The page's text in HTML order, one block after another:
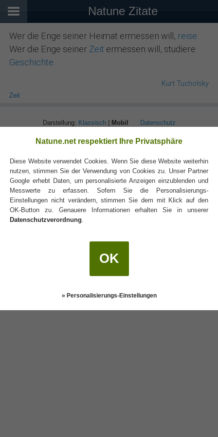
Natune Zitate
Wer die Enge seiner Heimat ermessen will, reise
Wer die Enge seiner Zeit ermessen will, studiere
Geschichte
Kurt Tucholsky
Zeit
Darstellung: Klassisch| Mobil Datenschutz
Natune.net respektiert Ihre Privatsphäre
Diese Website verwendet Cookies. Wenn Sie diese Website weiterhin
nutzen, stimmen Sie der Verwendung von Cookies zu. Unser Partner
Google erhebt Daten, um personalisierte Anzeigen einzublenden und
Messwerte zu erfassen. Sofern Sie die Personalisierungs-
Einstellungen nicht verändern, stimmen Sie dem mit Klick auf den
OK-Button zu. Genauere Informationen erhalten Sie in unserer
Datenschutzverordnung.
OK
» Personalisierungs-Einstellungen